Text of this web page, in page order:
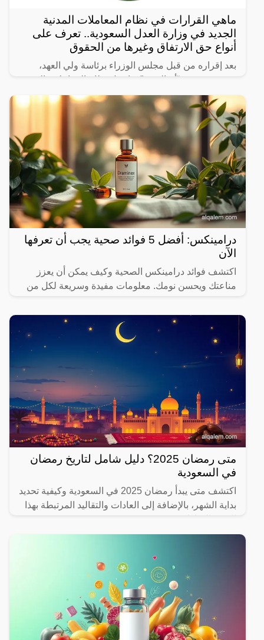
ماهي القرارات في نظام المعاملات المدنية
الجديد في وزارة العدل السعودية.. تعرف على
أنواع حق الارتفاق وغيرها من الحقوق
بعد إقراره من قبل مجلس الوزراء برئاسة ولي العهد،
نشرت صحيفة “أم القرى” تفاصيل نظام المعاملات المدنية
الجديد في المملكة العربية السعودية، والذي سيتم تطبيقه
بعد
درامينكس: أفضل 5 فوائد صحية يجب أن تعرفها
الآن
اكتشف فوائد درامينكس الصحية وكيف يمكن أن يعزز
مناعتك ويحسن نومك. معلومات مفيدة وسريعة لكل من
متى رمضان 2025؟ دليل شامل لتاريخ رمضان
في السعودية
اكتشف متى يبدأ رمضان 2025 في السعودية وكيفية تحديد
بداية الشهر، بالإضافة إلى العادات والتقاليد المرتبطة بهذا